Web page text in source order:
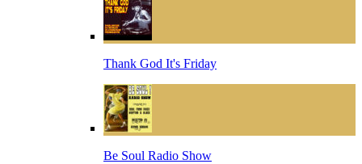
Thank God It's Friday
Be Soul Radio Show